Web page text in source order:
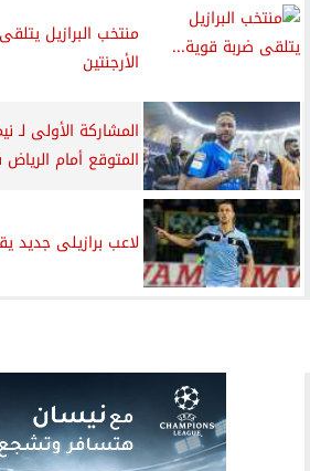
منتخب البرازيل
الأرجنتين
المشاركة الأولى لـ
المتوقع أمام
لاعب برازيلى جديد